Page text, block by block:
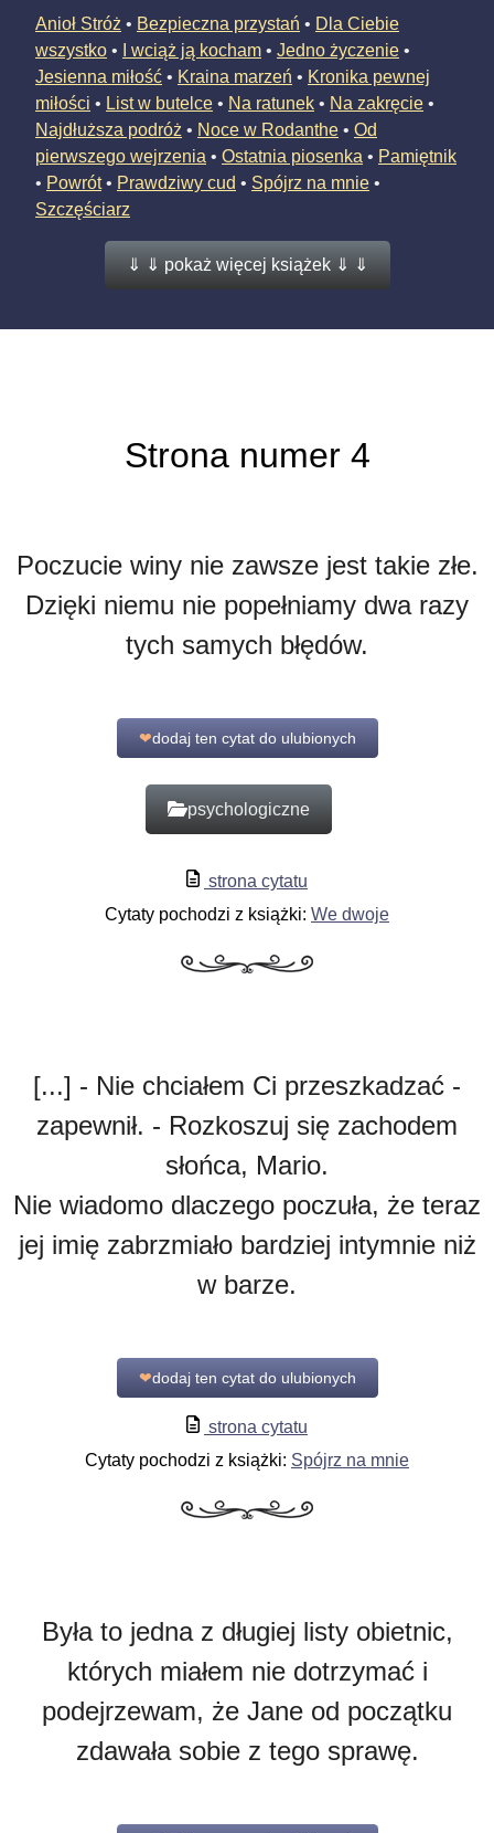
Anioł Stróż • Bezpieczna przystań • Dla Ciebie
wszystko • I wciąż ją kocham • Jedno życzenie •
Jesienna miłość • Kraina marzeń • Kronika pewnej
miłości • List w butelce • Na ratunek • Na zakręcie •
Najdłuższa podróż • Noce w Rodanthe • Od
pierwszego wejrzenia • Ostatnia piosenka • Pamiętnik
• Powrót • Prawdziwy cud • Spójrz na mnie •
Szczęściarz
⇓ ⇓ pokaż więcej książek ⇓ ⇓
Strona numer 4
Poczucie winy nie zawsze jest takie złe.
Dzięki niemu nie popełniamy dwa razy
tych samych błędów.
❤dodaj ten cytat do ulubionych
psychologiczne
strona cytatu
Cytaty pochodzi z książki: We dwoje
[...] - Nie chciałem Ci przeszkadzać -
zapewnił. - Rozkoszuj się zachodem
słońca, Mario.
Nie wiadomo dlaczego poczuła, że teraz
jej imię zabrzmiało bardziej intymnie niż
w barze.
❤dodaj ten cytat do ulubionych
strona cytatu
Cytaty pochodzi z książki: Spójrz na mnie
Była to jedna z długiej listy obietnic,
których miałem nie dotrzymać i
podejrzewam, że Jane od początku
zdawała sobie z tego sprawę.